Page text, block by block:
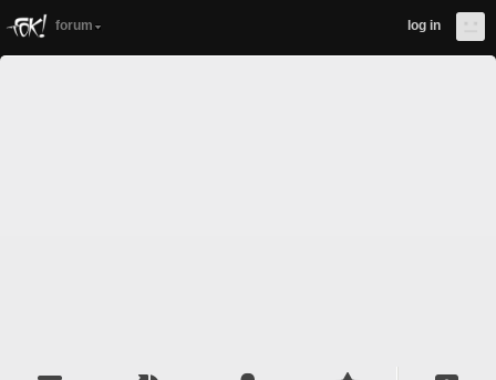
forum log in